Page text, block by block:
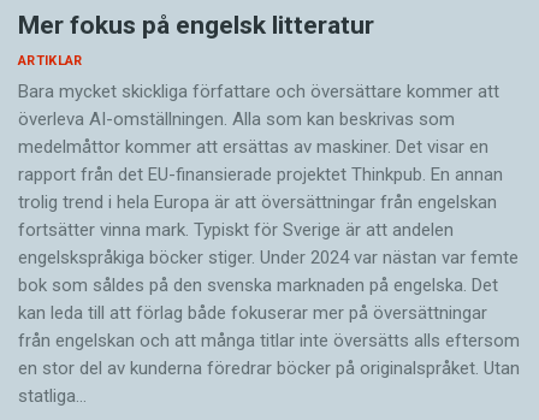
Mer fokus på engelsk litteratur
ARTIKLAR
Bara mycket skickliga författare och översättare ­kommer att
överleva AI-omställningen. Alla som kan beskrivas som
medelmåttor kommer att ersättas av maskiner. Det visar en
rapport från det EU-finansierade projektet Thinkpub. En annan
trolig trend i hela Europa är att översättningar från engelskan
fortsätter vinna mark. Typiskt för Sverige är att andelen
engelskspråkiga böcker stiger. Under 2024 var nästan var femte
bok som såldes på den svenska marknaden på engelska. Det
kan leda till att förlag både fokuserar mer på översättningar
från engelskan och att många titlar inte översätts alls eftersom
en stor del av kunderna föredrar böcker på originalspråket. Utan
statliga…